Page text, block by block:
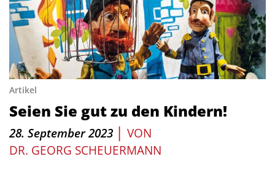
Artikel
Seien Sie gut zu den Kindern!
28. September 2023 | VON
DR. GEORG SCHEUERMANN